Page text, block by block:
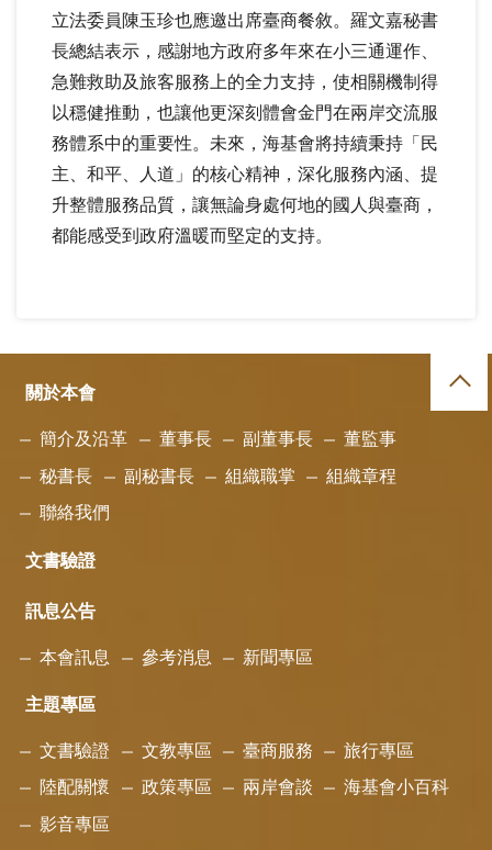
立法委員陳玉珍也應邀出席臺商餐敘。羅文嘉秘書
長總結表示，感謝地方政府多年來在小三通運作、
急難救助及旅客服務上的全力支持，使相關機制得
以穩健推動，也讓他更深刻體會金門在兩岸交流服
務體系中的重要性。未來，海基會將持續秉持「民
主、和平、人道」的核心精神，深化服務內涵、提
升整體服務品質，讓無論身處何地的國人與臺商，
都能感受到政府溫暖而堅定的支持。
關於本會
簡介及沿革 董事長 副董事長 董監事
秘書長 副秘書長 組織職掌 組織章程
聯絡我們
文書驗證
訊息公告
本會訊息 參考消息 新聞專區
主題專區
文書驗證 文教專區 臺商服務 旅行專區
陸配關懷 政策專區 兩岸會談 海基會小百科
影音專區